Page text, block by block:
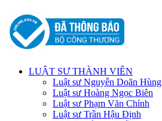
LUẬT SƯ THÀNH VIÊN
Luật sư Nguyễn Doãn Hùng
Luật sư Hoàng Ngọc Biên
Luật sư Phạm Văn Chỉnh
Luật sư Trần Hậu Định